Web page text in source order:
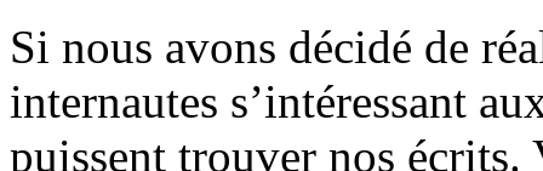
Si nous avons décidé de
internautes s’intéressant
puissent trouver nos écrits.